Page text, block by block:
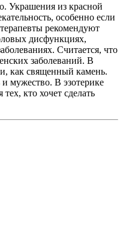
Украшения из красной
особенно если
рекомендуют
дисфункциях,
Считается, что
заболеваний. В
как священный камень.
мужество. В эзотерике
кто хочет сделать